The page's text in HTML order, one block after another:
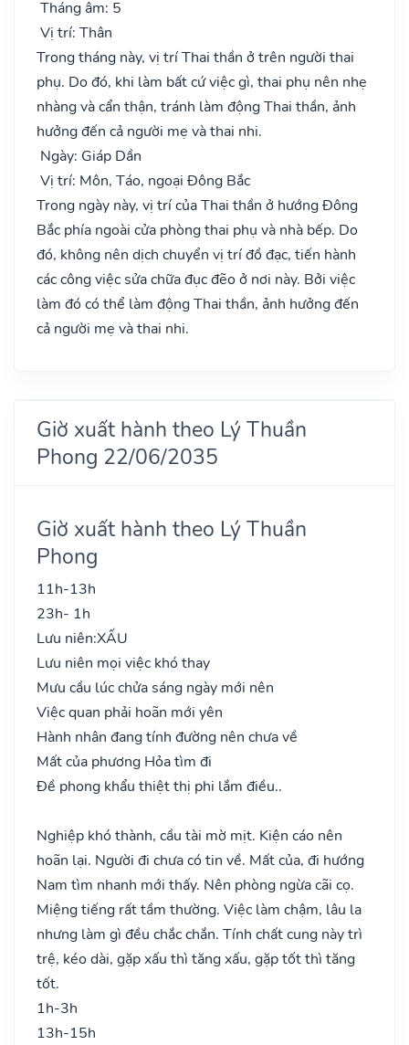
Tháng âm: 5
Vị trí: Thân
Trong tháng này, vị trí Thai thần ở trên người thai
phụ. Do đó, khi làm bất cứ việc gì, thai phụ nên nhẹ
nhàng và cẩn thận, tránh làm động Thai thần, ảnh
hưởng đến cả người mẹ và thai nhi.
Ngày: Giáp Dần
Vị trí: Môn, Táo, ngoại Đông Bắc
Trong ngày này, vị trí của Thai thần ở hướng Đông
Bắc phía ngoài cửa phòng thai phụ và nhà bếp. Do
đó, không nên dịch chuyển vị trí đồ đạc, tiến hành
các công việc sửa chữa đục đẽo ở nơi này. Bởi việc
làm đó có thể làm động Thai thần, ảnh hưởng đến
cả người mẹ và thai nhi.
Giờ xuất hành theo Lý Thuần
Phong 22/06/2035
Giờ xuất hành theo Lý Thuần
Phong
11h-13h
23h- 1h
Lưu niên:XẤU
Lưu niên mọi việc khó thay
Mưu cầu lúc chửa sáng ngày mới nên
Việc quan phải hoãn mới yên
Hành nhân đang tính đường nên chưa về
Mất của phương Hỏa tìm đi
Đề phong khẩu thiệt thị phi lắm điều..
Nghiệp khó thành, cầu tài mờ mịt. Kiện cáo nên
hoãn lại. Người đi chưa có tin về. Mất của, đi hướng
Nam tìm nhanh mới thấy. Nên phòng ngừa cãi cọ.
Miệng tiếng rất tầm thường. Việc làm chậm, lâu la
nhưng làm gì đều chắc chắn. Tính chất cung này trì
trệ, kéo dài, gặp xấu thì tăng xấu, gặp tốt thì tăng
tốt.
1h-3h
13h-15h